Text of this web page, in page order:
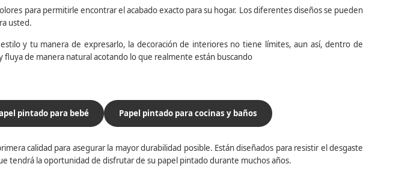
para permitirle encontrar el acabado exacto para su hogar. Los diferentes diseños se pueden
usted.
y tu manera de expresarlo, la decoración de interiores no tiene límites, aun así, dentro de
de manera natural acotando lo que realmente están buscando
pintado para bebé Papel pintado para cocinas y baños
calidad para asegurar la mayor durabilidad posible. Están diseñados para resistir el desgaste
tendrá la oportunidad de disfrutar de su papel pintado durante muchos años.